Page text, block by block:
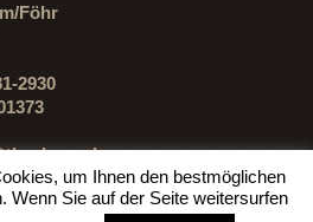
Föhr
2930
um Ihnen den bestmöglichen
Wenn Sie auf der Seite weitersurfen